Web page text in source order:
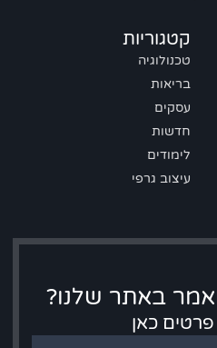
קטגוריות
טכנולוגיה
בריאות
עסקים
חדשות
לימודים
עיצוב גרפי
באתר שלנו?
כאן